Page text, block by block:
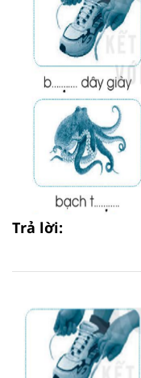
Trả lời: